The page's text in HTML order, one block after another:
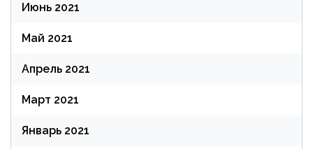
Июнь 2021
Май 2021
Апрель 2021
Март 2021
Январь 2021